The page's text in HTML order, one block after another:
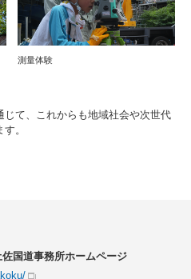
測量体験
じて、これからも地域社会や次世代
。
国道事務所ホームページ